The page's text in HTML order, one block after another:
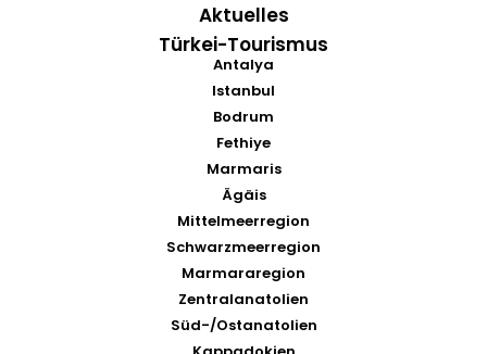
Aktuelles
Türkei-Tourismus
Antalya
Istanbul
Bodrum
Fethiye
Marmaris
Ägäis
Mittelmeerregion
Schwarzmeerregion
Marmararegion
Zentralanatolien
Süd-/Ostanatolien